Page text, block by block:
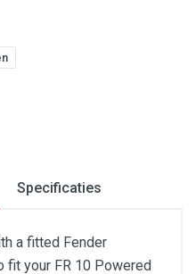
Specificaties
a fitted Fender
fit your FR 10 Powered